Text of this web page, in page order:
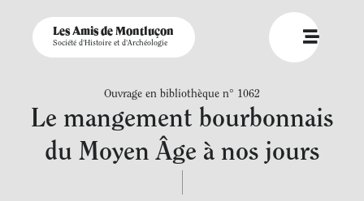
Les Amis de Montluçon
Société d'Histoire et d'Archéologie
Ouvrage en bibliothèque n° 1062
Le mangement bourbonnais
du Moyen Âge à nos jours